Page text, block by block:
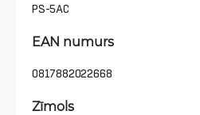
PS-5AC
EAN numurs
0817882022668
Zīmols